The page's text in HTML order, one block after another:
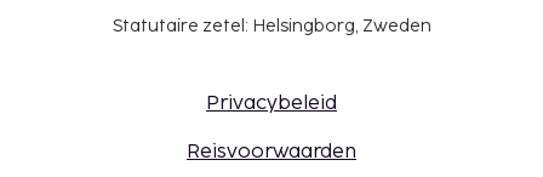
Statutaire zetel: Helsingborg, Zweden
Privacybeleid
Reisvoorwaarden